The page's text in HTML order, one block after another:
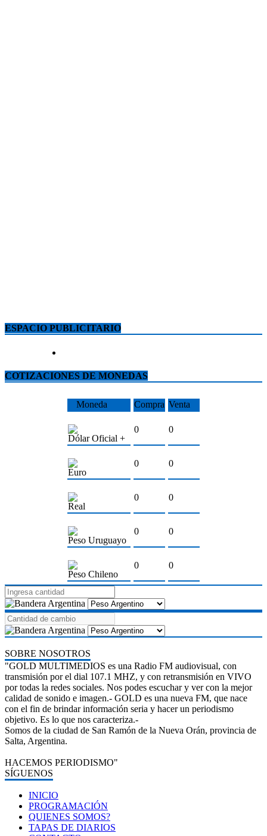
ESPACIO PUBLICITARIO
COTIZACIONES DE MONEDAS
Moneda Compra Venta
Dólar Oficial +
0 0
Euro
0 0
Real
0 0
Peso Uruguayo
0 0
Peso Chileno
0 0
SOBRE NOSOTROS
"GOLD MULTIMEDIOS es una Radio FM audiovisual, con
transmisión por el dial 107.1 MHZ, y con retransmisión en VIVO
por todas la redes sociales. Nos podes escuchar y ver con la mejor
calidad de sonido e imagen.- GOLD es una nueva FM, que nace
con el fin de brindar información seria y hacer un periodismo
objetivo. Es lo que nos caracteriza.-
Somos de la ciudad de San Ramón de la Nueva Orán, provincia de
Salta, Argentina.
HACEMOS PERIODISMO"
SÍGUENOS
INICIO
PROGRAMACIÓN
QUIENES SOMOS?
TAPAS DE DIARIOS